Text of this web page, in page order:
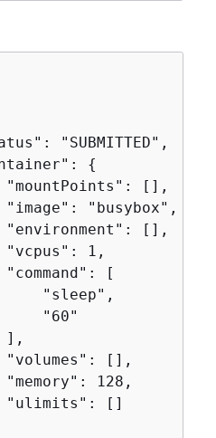
"SUBMITTED",
{
[],
"busybox",
[],
1,
[
"sleep",
"60"
],
[],
128,
[]